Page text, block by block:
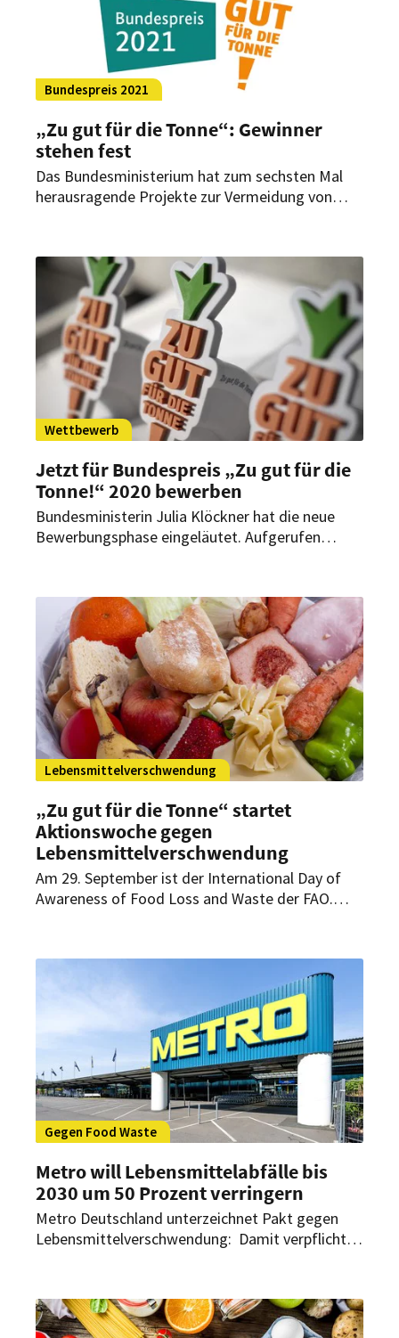
Bundespreis 2021
„Zu gut für die Tonne“: Gewinner
stehen fest
Das Bundesministerium hat zum sechsten Mal
herausragende Projekte zur Vermeidung von
retten – Klima schützen“.
Wettbewerb
Jetzt für Bundespreis „Zu gut für die
Tonne!“ 2020 bewerben
Bundesministerin Julia Klöckner hat die neue
Bewerbungsphase eingeläutet. Aufgerufen
vorgeht.
Lebensmittelverschwendung
„Zu gut für die Tonne“ startet
Aktionswoche gegen
Lebensmittelverschwendung
Am 29. September ist der International Day of
Awareness of Food Loss and Waste der FAO.
Aktionswoche das Thema
Lebensmittelverschwendung in den Fokus zu
Gegen Food Waste
Metro will Lebensmittelabfälle bis
2030 um 50 Prozent verringern
Metro Deutschland unterzeichnet Pakt gegen
Lebensmittelverschwendung: Damit verpflichtet
Landwirtschaft, Lebensmittelabfälle drastisch zu
reduzieren.